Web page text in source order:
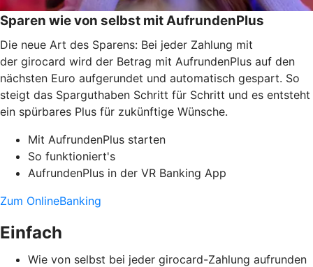
Sparen wie von selbst mit AufrundenPlus
Die neue Art des Sparens: Bei jeder Zahlung mit
der girocard wird der Betrag mit AufrundenPlus auf den
nächsten Euro aufgerundet und automatisch gespart. So
steigt das Sparguthaben Schritt für Schritt und es entsteht
ein spürbares Plus für zukünftige Wünsche.
Mit AufrundenPlus starten
So funktioniert's
AufrundenPlus in der VR Banking App
Zum OnlineBanking
Einfach
Wie von selbst bei jeder girocard-Zahlung aufrunden